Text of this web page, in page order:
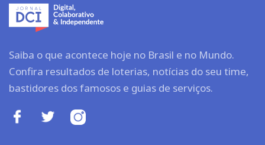
Saiba o que acontece hoje no Brasil e no Mundo.
Confira resultados de loterias, notícias do seu time,
bastidores dos famosos e guias de serviços.